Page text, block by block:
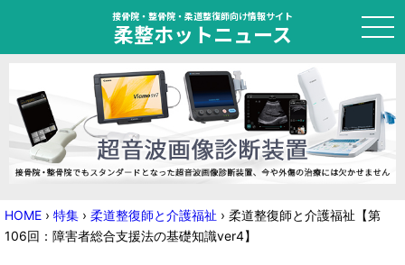
接骨院・整骨院・柔道整復師向け情報サイト
柔整ホットニュース
HOME
トピック
ニュース
HOME › 特集 › 柔道整復師と介護福祉 › 柔道整復師と介護福祉【第
106回：障害者総合支援法の基礎知識ver4】